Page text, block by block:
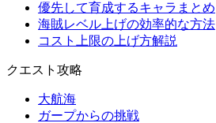
優先して育成するキャラまとめ
海賊レベル上げの効率的な方法
コスト上限の上げ方解説
クエスト攻略
大航海
ガープからの挑戦